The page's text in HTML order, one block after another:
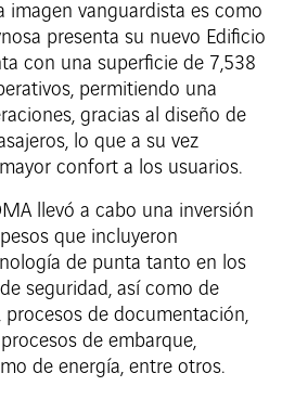
imagen vanguardista es como
presenta su nuevo Edificio
con una superficie de 7,538
permitiendo una
gracias al diseño de
lo que a su vez
confort a los usuarios.
llevó a cabo una inversión
que incluyeron
de punta tanto en los
seguridad, así como de
procesos de documentación,
de embarque,
de energía, entre otros.